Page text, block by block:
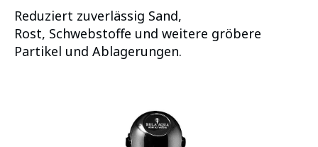
Reduziert zuverlässig Sand,
Rost, Schwebstoffe und weitere gröbere
Partikel und Ablagerungen.